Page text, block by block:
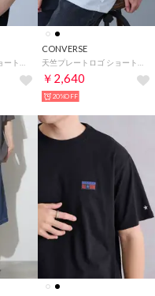
CONVERSE
￥2,640
20%OFF